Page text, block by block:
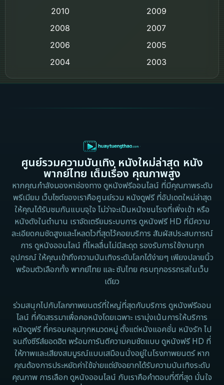
Detective สืบสวน
Disaster
Disney+
Documentary สารคดี
Documentary สารคดี
Drama ดราม่า
Drama ดราม่า
Dystopian
Emotional
Erotic
2010
2009
2008
2007
2006
2005
2004
2003
2002
2000
1983
1982
1971
1962
ศูนย์รวมความบันเทิง หนังใหม่ล่าสุด หนัง
พากย์ไทย เต็มเรื่อง คุณภาพสูง
หากคุณกำลังมองหาช่องทาง ดูหนังฟรีออนไลน์ ที่มีคุณภาพระดับ
พรีเมียม เว็บไซต์ของเราคือศูนย์รวม หนังดูฟรี ที่อัปเดตใหม่ล่าสุด
ให้คุณได้รับชมกันแบบจุใจ ไม่ว่าจะเป็นหนังชนโรงที่เพิ่งเข้า หรือ
หนังดังในตำนาน เราจัดเตรียมระบบการ ดูหนังฟรี HD ที่มีความ
ละเอียดคมชัดสูงและโหลดไวที่สุดไว้คอยบริการ สัมผัสประสบการณ์
การ ดูหนังออนไลน์ ที่ไหลลื่นไม่มีสะดุด รองรับการใช้งานทุก
อุปกรณ์ ให้คุณเข้าถึงความบันเทิงระดับโลกได้ง่ายๆ เพียงปลายนิ้ว
พร้อมตัวเลือกทั้ง พากย์ไทย และ ซับไทย ครบทุกอรรถรสในเว็บ
เดียว
ร่วมสนุกไปกับโลกภาพยนตร์ที่ใหญ่ที่สุดกับบริการ ดูหนังฟรีออน
ไลน์ ที่คัดสรรมาเพื่อคอหนังโดยเฉพาะ เรามุ่งเน้นการให้บริการ
หนังดูฟรี ที่ครอบคลุมทุกหมวดหมู่ ตั้งแต่หนังแอคชั่น หนังรัก ไป
จนถึงซีรีส์ยอดฮิต พร้อมการันตีความคมชัดแบบ ดูหนังฟรี HD ที่
ให้ภาพและเสียงสมบูรณ์แบบเสมือนนั่งอยู่ในโรงภาพยนตร์ หาก
คุณต้องการประหยัดค่าใช้จ่ายแต่ยังอยากได้รับความบันเทิงระดับ
คุณภาพ การเลือก ดูหนังออนไลน์ กับเราคือคำตอบที่ดีที่สุด มั่นใจ